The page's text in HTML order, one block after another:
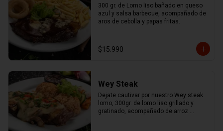
300 gr. de Lomo liso bañado en queso
azul y salsa barbecue, acompañado de
aros de cebolla y papas fritas.
$15.990
Wey Steak
Dejate cautivar por nuestro Wey steak
lomo, 300gr. de lomo liso grillado y
gratinado, acompañado de arroz